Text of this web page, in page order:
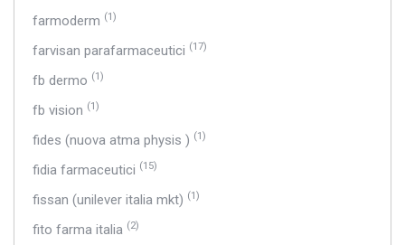
farmoderm (1)
farvisan parafarmaceutici (17)
fb dermo (1)
fb vision (1)
fides (nuova atma physis ) (1)
fidia farmaceutici (15)
fissan (unilever italia mkt) (1)
fito farma italia (2)